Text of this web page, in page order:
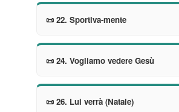
📜 22. Sportiva-mente
📜 24. Vogliamo vedere Gesù
📜 26. Lui verrà (Natale)